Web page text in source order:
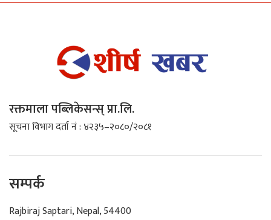
रक्तमाला पब्लिकेसन्स् प्रा.लि.
सूचना विभाग दर्ता नं : ४२३५–२०८०/२०८१
सम्पर्क
Rajbiraj Saptari, Nepal, 54400